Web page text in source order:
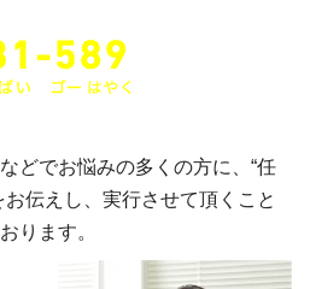
どでお悩みの多くの方に、“任
伝えし、実行させて頂くこと
ります。